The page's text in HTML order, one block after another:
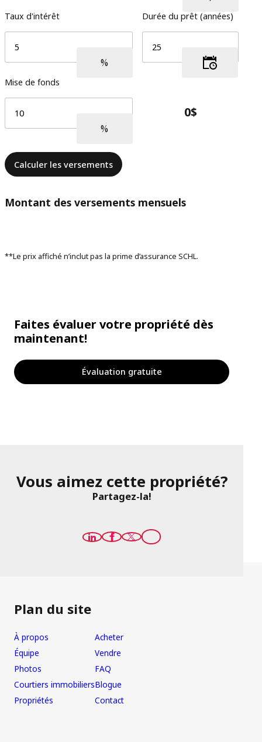
Taux d'intérêt Durée du prêt (années)
Mise de fonds
Calculer les versements
Montant des versements mensuels
**Le prix affiché n’inclut pas la prime d’assurance SCHL.
Faites évaluer votre propriété dès
maintenant!
Évaluation gratuite
Vous aimez cette propriété?
Partagez-la!
Plan du site
À propos
Équipe
Photos
Courtiers immobiliers
Propriétés
Acheter
Vendre
FAQ
Blogue
Contact